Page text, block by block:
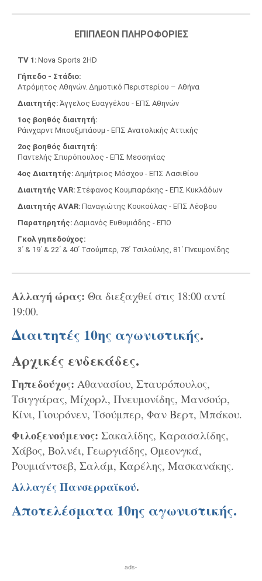
ΕΠΙΠΛΈΟΝ ΠΛΗΡΟΦΟΡΊΕΣ
TV 1 Nova Sports 2HD
Γήπεδο - Στάδιο
Ατρόμητος Αθηνών. Δημοτικό Περιστερίου – Αθήνα
Διαιτητής Άγγελος Ευαγγέλου - ΕΠΣ Αθηνών
1ος βοηθός διαιτητή
Ράινχαρντ Μπουξμπάουμ - ΕΠΣ Ανατολικής Αττικής
2ος βοηθός διαιτητή
Παντελής Σπυρόπουλος - ΕΠΣ Μεσσηνίας
4ος Διαιτητής Δημήτριος Μόσχου - ΕΠΣ Λασιθίου
Διαιτητής VAR Στέφανος Κουμπαράκης - ΕΠΣ Κυκλάδων
Διαιτητής AVAR Παναγιώτης Κουκούλας - ΕΠΣ Λέσβου
Παρατηρητής Δαμιανός Ευθυμιάδης - ΕΠΟ
Γκολ γηπεδούχος
3΄ & 19΄ & 22΄ & 40΄ Τσούμπερ, 78΄ Τσιλούλης, 81΄ Πνευμονίδης
Αλλαγή ώρας: Θα διεξαχθεί στις 18:00 αντί
19:00.
Διαιτητές 10ης αγωνιστικής.
Αρχικές ενδεκάδες.
Γηπεδούχος: Αθανασίου, Σταυρόπουλος,
Τσιγγάρας, Μίχορλ, Πνευμονίδης, Μανσούρ,
Κίνι, Γιουρόνεν, Τσούμπερ, Φαν Βερτ, Μπάκου.
Φιλοξενούμενος: Σακαλίδης, Καρασαλίδης,
Χάβος, Βολνέι, Γεωργιάδης, Ομεονγκά,
Ρουμιάντσεβ, Σαλάμ, Καρέλης, Μασκανάκης.
Αλλαγές Πανσερραϊκού.
Αποτελέσματα 10ης αγωνιστικής.
ads-